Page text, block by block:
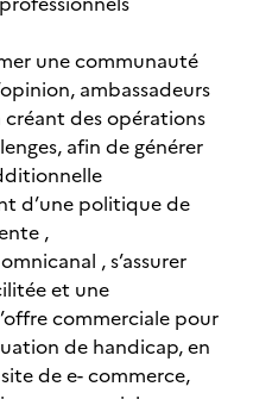
une communauté
ambassadeurs
des opérations
afin de générer
d’une politique de
,
, s’assurer
et une
commerciale pour
de handicap, en
de e- commerce,